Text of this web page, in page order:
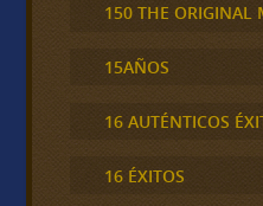
150 THE ORIGINAL
15AÑOS
16 AUTÉNTICOS
16 ÉXITOS